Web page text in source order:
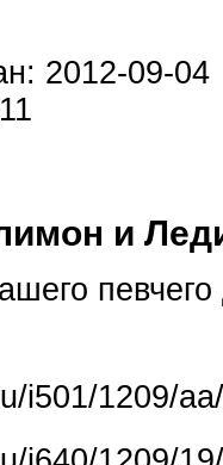
2012-09-04
и
певчего